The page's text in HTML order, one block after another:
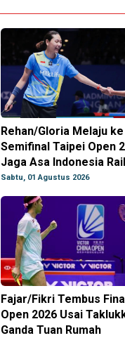
Rehan/Gloria Melaju ke
Semifinal Taipei Open
Jaga Asa Indonesia
Sabtu, 01 Agustus 2026
Fajar/Fikri Tembus
Open 2026 Usai
Ganda Tuan Rumah